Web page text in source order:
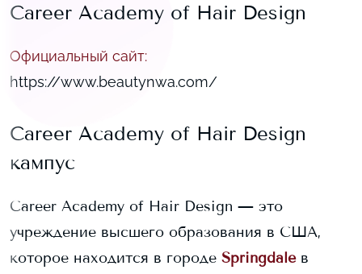
Career Academy of Hair Design
Официальный сайт:
https://www.beautynwa.com/
Career Academy of Hair Design
кампус
Career Academy of Hair Design — это
учреждение высшего образования в США,
которое находится в городе Springdale в